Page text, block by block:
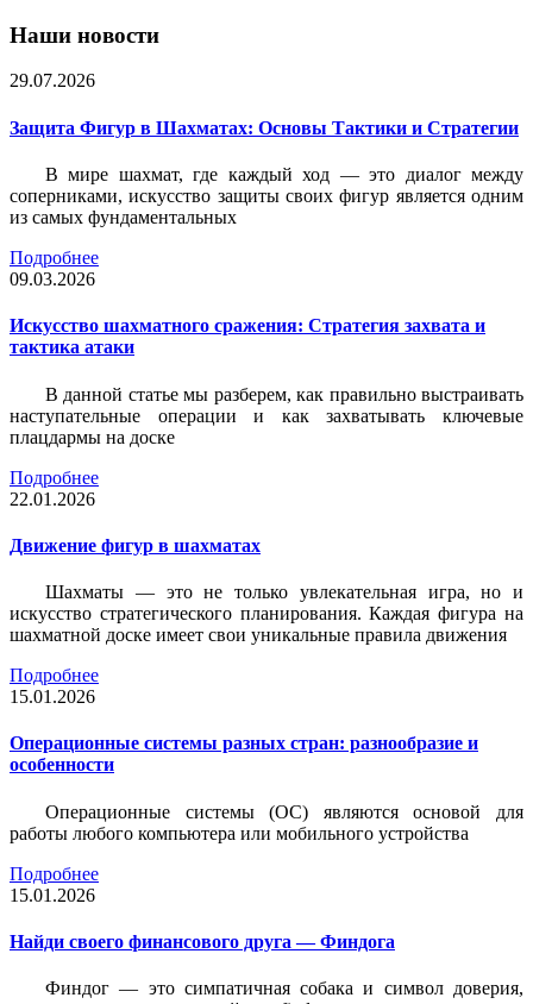
Наши новости
29.07.2026
Защита Фигур в Шахматах: Основы Тактики и Стратегии
В мире шахмат, где каждый ход — это диалог между
соперниками, искусство защиты своих фигур является одним
из самых фундаментальных
Подробнее
09.03.2026
Искусство шахматного сражения: Стратегия захвата и
тактика атаки
В данной статье мы разберем, как правильно выстраивать
наступательные операции и как захватывать ключевые
плацдармы на доске
Подробнее
22.01.2026
Движение фигур в шахматах
Шахматы — это не только увлекательная игра, но и
искусство стратегического планирования. Каждая фигура на
шахматной доске имеет свои уникальные правила движения
Подробнее
15.01.2026
Операционные системы разных стран: разнообразие и
особенности
Операционные системы (ОС) являются основой для
работы любого компьютера или мобильного устройства
Подробнее
15.01.2026
Найди своего финансового друга — Финдога
Финдог — это симпатичная собака и символ доверия,